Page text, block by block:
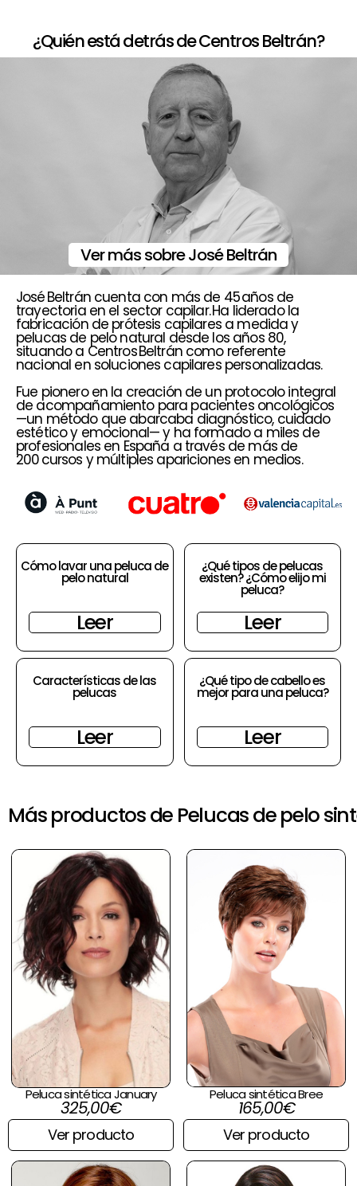
¿Quién está detrás de Centros Beltrán?
Ver más sobre José Beltrán
José Beltrán cuenta con más de 45 años de
trayectoria en el sector capilar. Ha liderado la
fabricación de prótesis capilares a medida y
pelucas de pelo natural desde los años 80,
situando a Centros Beltrán como referente
nacional en soluciones capilares personalizadas.
Fue pionero en la creación de un protocolo integral
de acompañamiento para pacientes oncológicos
—un método que abarcaba diagnóstico, cuidado
estético y emocional— y ha formado a miles de
profesionales en España a través de más de
200 cursos y múltiples apariciones en medios.
Cómo lavar una peluca de
pelo natural
Leer
¿Qué tipos de pelucas
existen? ¿Cómo elijo mi
peluca?
Leer
Características de las
pelucas
Leer
¿Qué tipo de cabello es
mejor para una peluca?
Leer
Más productos de Pelucas de pelo
Peluca sintética January
325,00€
Ver producto
Peluca sintética Bree
165,00€
Ver producto